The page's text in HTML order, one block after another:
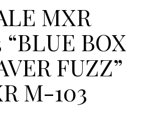
MXR
“BLUE BOX
FUZZ”
M-103